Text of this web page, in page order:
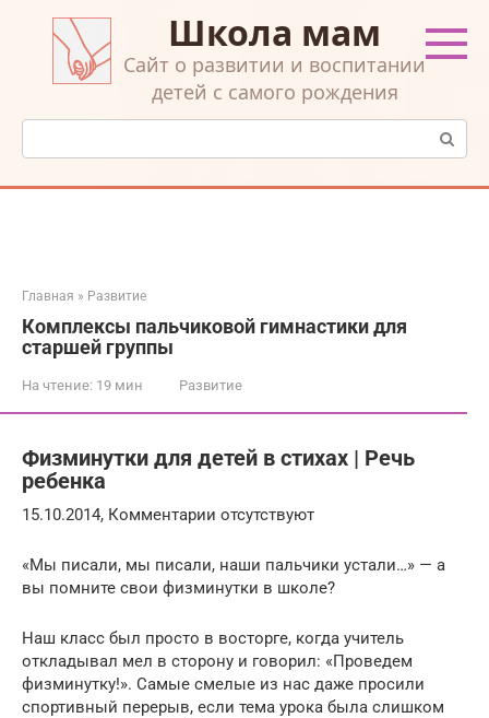
контенту
Школа мам
Cайт о развитии и воспитании
детей с самого рождения
Поиск:
Главная » Развитие
Комплексы пальчиковой гимнастики для
старшей группы
На чтение: 19 мин Развитие
Физминутки для детей в стихах | Речь
ребенка
15.10.2014, Комментарии отсутствуют
«Мы писали, мы писали, наши пальчики устали…» — а
вы помните свои физминутки в школе?
Наш класс был просто в восторге, когда учитель
откладывал мел в сторону и говорил: «Проведем
физминутку!». Самые смелые из нас даже просили
спортивный перерыв, если тема урока была слишком